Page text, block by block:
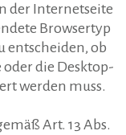
der Internetseite
Browsertyp
entscheiden, ob
die Desktop-
werden muss.
Art. 13 Abs.